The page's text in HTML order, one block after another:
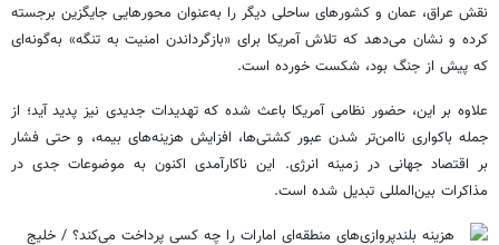
نقش عراق، عمان و کشورهای ساحلی دیگر را به‌عنوان محورهایی جایگزین برجسته
کرده و نشان می‌دهد که تلاش آمریکا برای «بازگرداندن امنیت به تنگه» به‌گونه‌ای
که پیش از جنگ بود، شکست خورده است.
علاوه بر این، حضور نظامی آمریکا باعث شده که تهدیدات جدیدی نیز پدید آید؛ از
جمله باکواری ناامن‌تر شدن عبور کشتی‌ها، افزایش هزینه‌های بیمه، و حتی فشار
بر اقتصاد جهانی در زمینه انرژی. این ناکارآمدی اکنون به موضوعات جدی در
مذاکرات بین‌المللی تبدیل شده است.